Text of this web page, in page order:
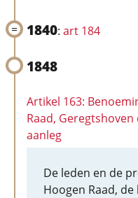
1840: art 184
1848
Artikel 163:
Raad,
aanleg
De leden en de
Hoogen Raad,